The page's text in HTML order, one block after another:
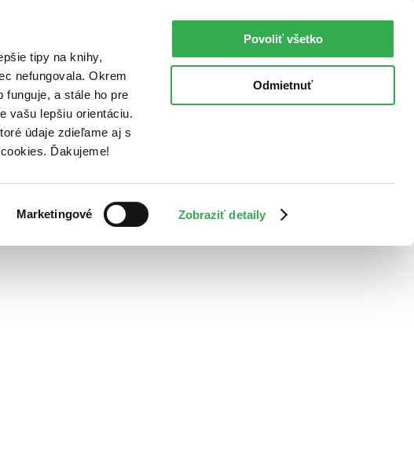
tipy na knihy,
nefungovala. Okrem
a stále ho pre
vašu lepšiu orientáciu.
údaje zdieľame aj s
Ďakujeme!
Marketingové Zobraziť detaily
Povoliť všetko
Odmietnuť